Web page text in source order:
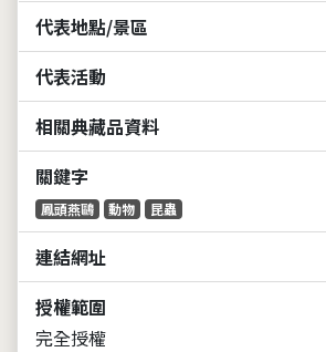
代表地點/景區
代表活動
相關典藏品資料
關鍵字
鳳頭燕鷗 動物 昆蟲
連結網址
授權範圍
完全授權